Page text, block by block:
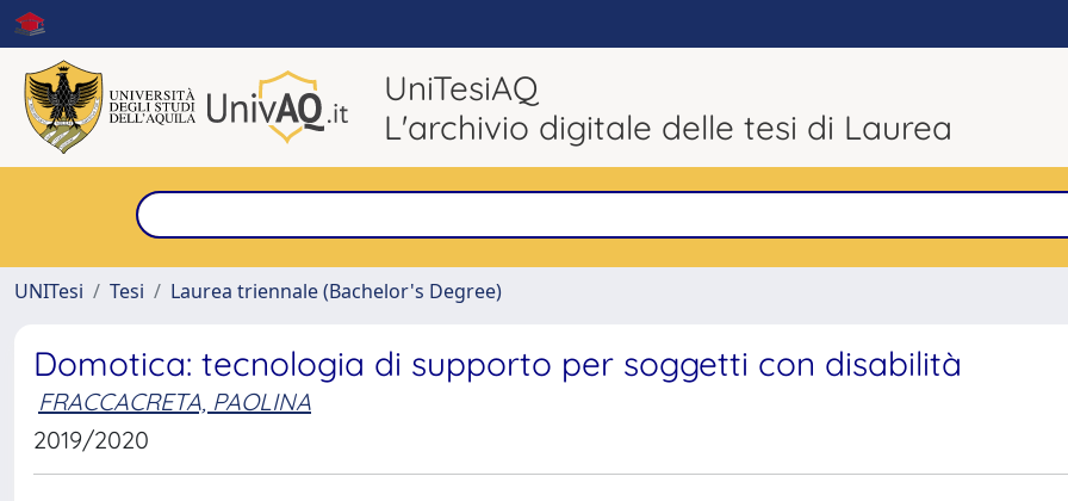
UniTesiAQ
L'archivio digitale delle tesi di Laurea
UNITesi
Tesi Laurea triennale (Bachelor's Degree)
Domotica: tecnologia di supporto per soggetti con disabilità
FRACCACRETA, PAOLINA
2019/2020